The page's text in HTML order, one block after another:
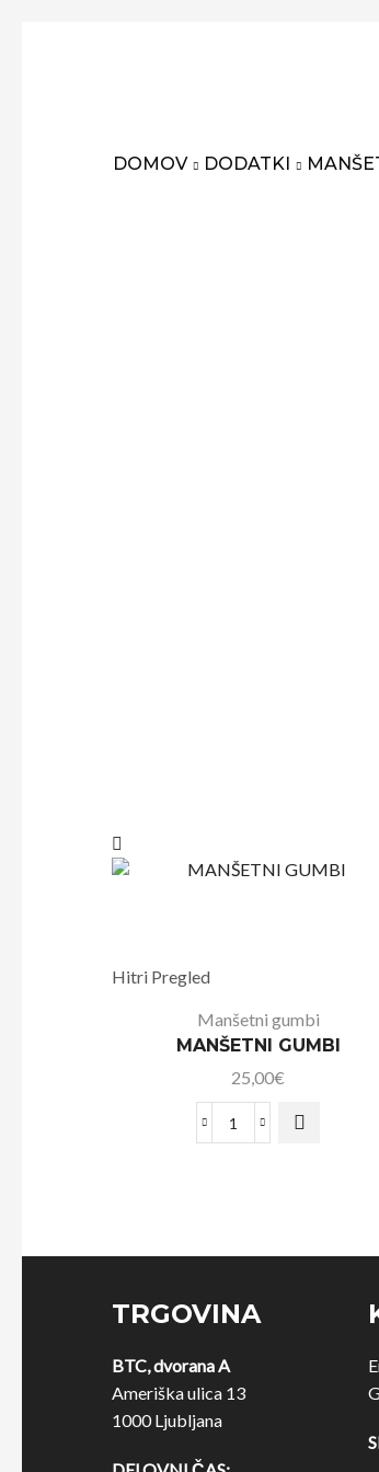
DOMOV DODATKI
Hitri Pregled
Manšetni gumbi
MANŠETNI GUMBI
25,00€
TRGOVINA
BTC, dvorana A
Ameriška ulica 13
1000 Ljubljana